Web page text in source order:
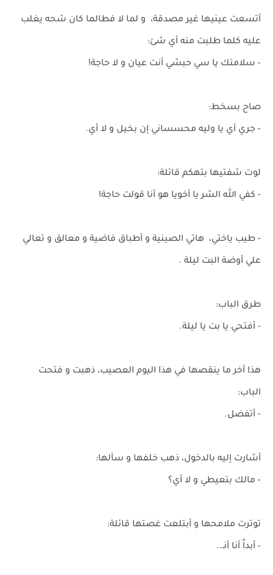
أتسعت عينيها غير مصدقة، و لما لا فطالما كان شحه يغلب
عليه كلما طلبت منه أي شئ:
- سلامتك يا سي حبشي أنت عيان و لا حاجة!
صاح بسخط:
- جري أي يا وليه محسساني إن بخيل و لا أي.
لوت شفتيها بتهكم قائلة:
- كفي الله الشر يا أخويا هو أنا قولت حاجة!
- طيب ياختي، هاتي الصينية و أطباق فاضية و معالق و تعالي
علي أوضة البت ليلة .
طرق الباب:
- أفتحي يا بت يا ليلة.
هذا أخر ما ينقصها في هذا اليوم العصيب، ذهبت و فتحت
الباب:
- أتفضل.
أشارت إليه بالدخول، ذهب خلفها و سألها:
- مالك بتعيطي و لا أي؟
توترت ملامحها و أبتلعت غصتها قائلة:
- أبداً أنا أنـ..